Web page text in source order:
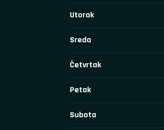
Utorak
Sreda
Četvrtak
Petak
Subota